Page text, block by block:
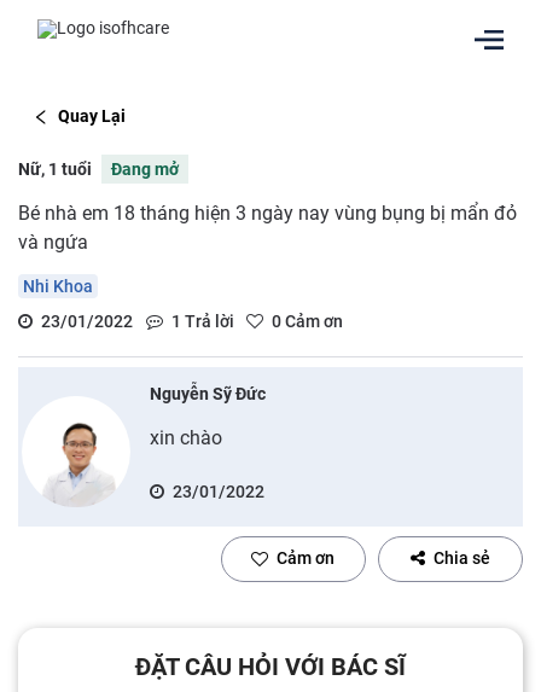
Quay Lại
Nữ, 1 tuổi Đang mở
Bé nhà em 18 tháng hiện 3 ngày nay vùng bụng bị mẩn đỏ
và ngứa
Nhi Khoa
23/01/2022
1 Trả lời 0Cảm ơn
Nguyễn Sỹ Đức
xin chào
23/01/2022
Cảm ơn Chia sẻ
ĐẶT CÂU HỎI VỚI BÁC SĨ